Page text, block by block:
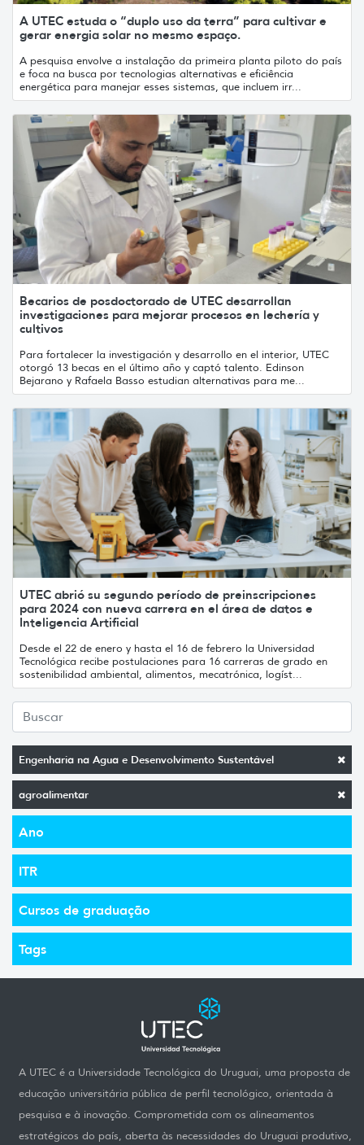
Engenharia na Agua e Desenvolvimento Sustentável
agroalimentar
Ano
ITR
Cursos de graduação
Tags
A UTEC estuda o “duplo uso da terra” para cultivar e
gerar energia solar no mesmo espaço.
A pesquisa envolve a instalação da primeira planta piloto do país
e foca na busca por tecnologias alternativas e eficiência
energética para manejar esses sistemas, que incluem irr...
Becarios de posdoctorado de UTEC desarrollan
investigaciones para mejorar procesos en lechería y
cultivos
Para fortalecer la investigación y desarrollo en el interior, UTEC
otorgó 13 becas en el último año y captó talento. Edinson
Bejarano y Rafaela Basso estudian alternativas para me...
UTEC abrió su segundo período de preinscripciones
para 2024 con nueva carrera en el área de datos e
Inteligencia Artificial
Desde el 22 de enero y hasta el 16 de febrero la Universidad
Tecnológica recibe postulaciones para 16 carreras de grado en
sostenibilidad ambiental, alimentos, mecatrónica, logíst...
A UTEC é a Universidade Tecnológica do Uruguai, uma proposta de
educação universitária pública de perfil tecnológico, orientada à
pesquisa e à inovação. Comprometida com os alineamentos
estratégicos do país, aberta às necessidades do Uruguai produtivo,